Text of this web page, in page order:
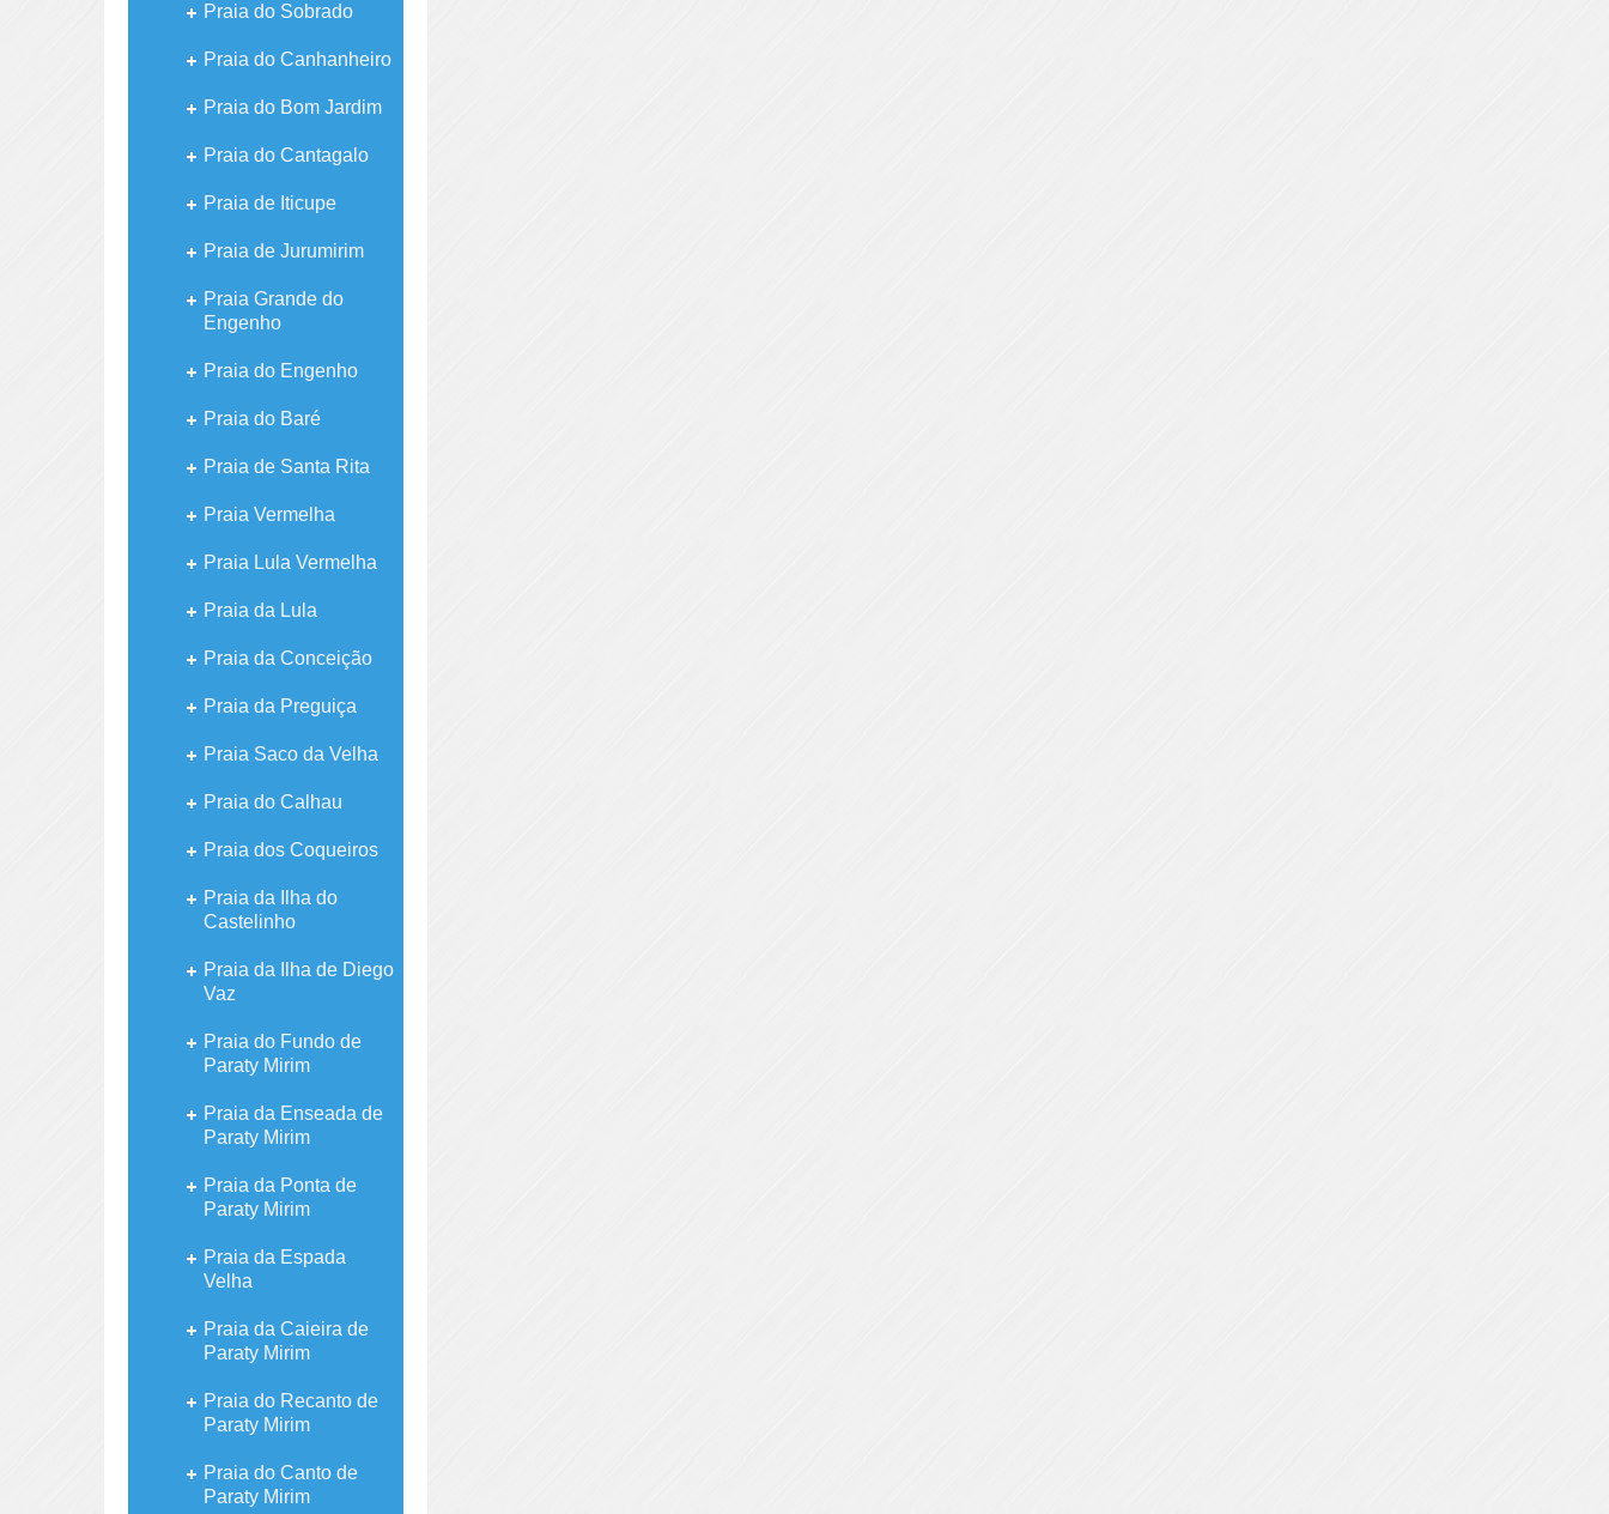
Praia do Sobrado
Praia do Canhanheiro
Praia do Bom Jardim
Praia do Cantagalo
Praia de Iticupe
Praia de Jurumirim
Praia Grande do
Engenho
Praia do Engenho
Praia do Baré
Praia de Santa Rita
Praia Vermelha
Praia Lula Vermelha
Praia da Lula
Praia da Conceição
Praia da Preguiça
Praia Saco da Velha
Praia do Calhau
Praia dos Coqueiros
Praia da Ilha do
Castelinho
Praia da Ilha de Diego
Vaz
Praia do Fundo de
Paraty Mirim
Praia da Enseada de
Paraty Mirim
Praia da Ponta de
Paraty Mirim
Praia da Espada
Velha
Praia da Caieira de
Paraty Mirim
Praia do Recanto de
Paraty Mirim
Praia do Canto de
Paraty Mirim